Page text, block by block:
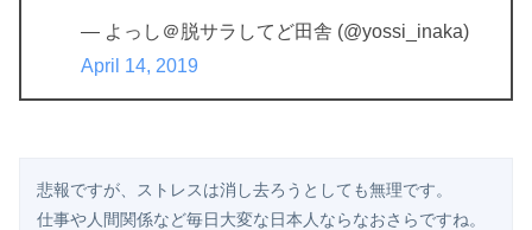
— よっし＠脱サラしてど田舎 (@yossi_inaka)
April 14, 2019
悲報ですが、ストレスは消し去ろうとしても無理です。
仕事や人間関係など毎日大変な日本人ならなおさらですね。